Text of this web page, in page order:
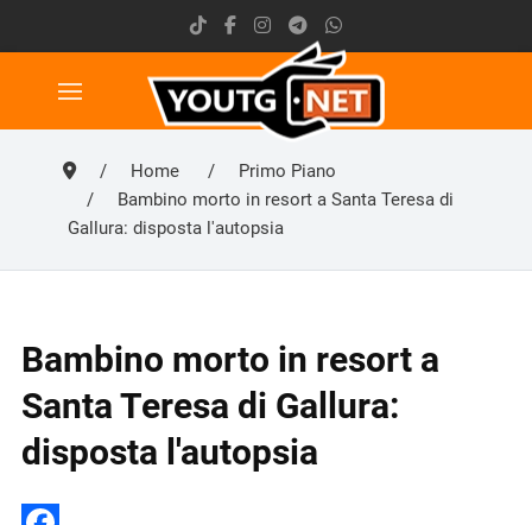
Home
Primo Piano
Bambino morto in resort a Santa Teresa di
Gallura: disposta l'autopsia
Bambino morto in resort a
Santa Teresa di Gallura:
disposta l'autopsia